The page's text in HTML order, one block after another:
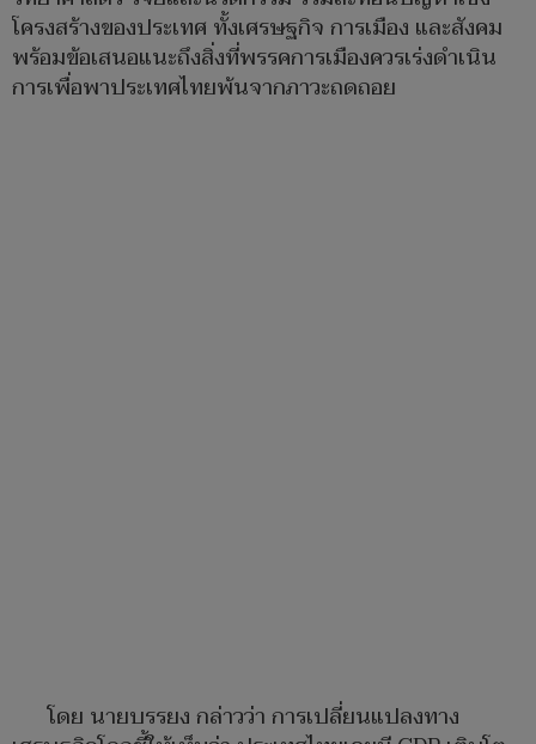
โครงสร้างของประเทศ ทั้งเศรษฐกิจ การเมือง และสังคม
พร้อมข้อเสนอแนะถึงสิ่งที่พรรคการเมืองควรเร่งดำเนิน
การเพื่อพาประเทศไทยพ้นจากภาวะถดถอย
โดย นายบรรยง กล่าวว่า การเปลี่ยนแปลงทาง